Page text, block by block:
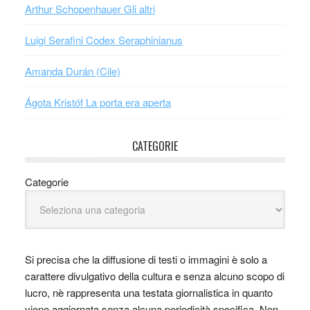
Arthur Schopenhauer Gli altri
Luigi Serafini Codex Seraphinianus
Amanda Durán (Cile)
Ágota Kristóf La porta era aperta
CATEGORIE
Categorie
Si precisa che la diffusione di testi o immagini è solo a
carattere divulgativo della cultura e senza alcuno scopo di
lucro, nè rappresenta una testata giornalistica in quanto